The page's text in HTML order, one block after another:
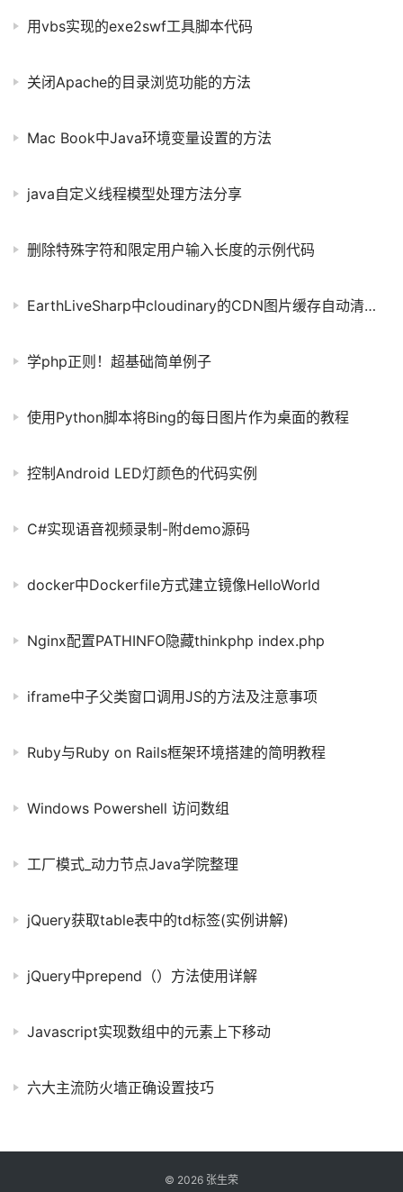
用vbs实现的exe2swf工具脚本代码
关闭Apache的目录浏览功能的方法
Mac Book中Java环境变量设置的方法
java自定义线程模型处理方法分享
删除特殊字符和限定用户输入长度的示例代码
EarthLiveSharp中cloudinary的CDN图片缓存自动清理python脚本
学php正则！超基础简单例子
使用Python脚本将Bing的每日图片作为桌面的教程
控制Android LED灯颜色的代码实例
C#实现语音视频录制-附demo源码
docker中Dockerfile方式建立镜像HelloWorld
Nginx配置PATHINFO隐藏thinkphp index.php
iframe中子父类窗口调用JS的方法及注意事项
Ruby与Ruby on Rails框架环境搭建的简明教程
Windows Powershell 访问数组
工厂模式_动力节点Java学院整理
jQuery获取table表中的td标签(实例讲解)
jQuery中prepend（）方法使用详解
Javascript实现数组中的元素上下移动
六大主流防火墙正确设置技巧
© 2026 张生荣